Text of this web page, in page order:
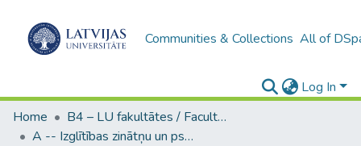
Communities & Collections All of
Log In
Home
B4 – LU fakultātes / Faculties of the UL
A -- Izglītības zinātņu un psiholoģijas fakultāte / Faculty of Education Sciences and Psychology